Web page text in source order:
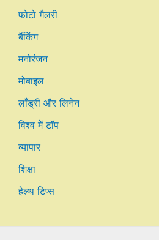
फोटो गैलरी
बैंकिंग
मनोरंजन
मोबाइल
लाँड्री और लिनेन
विश्व में टॉप
व्यापार
शिक्षा
हेल्थ टिप्स